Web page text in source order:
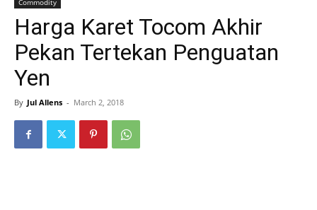
Commodity
Harga Karet Tocom Akhir
Pekan Tertekan Penguatan
Yen
By Jul Allens - March 2, 2018